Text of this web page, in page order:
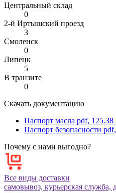
Центральный склад
0
2-й Иртышский проезд
3
Смоленск
0
Липецк
5
В транзите
0
Скачать документацию
Паспорт масла pdf, 125.38
Паспорт безопасности
Почему с нами выгодно?
Все виды доставки
самовывоз, курьерская служба,